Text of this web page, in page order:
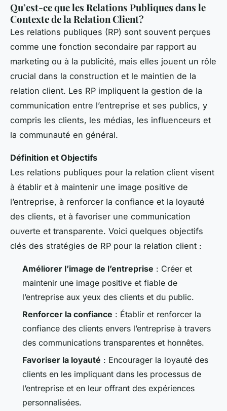
Qu’est-ce que les Relations Publiques dans le
Contexte de la Relation Client?
Les relations publiques (RP) sont souvent perçues
comme une fonction secondaire par rapport au
marketing ou à la publicité, mais elles jouent un rôle
crucial dans la construction et le maintien de la
relation client. Les RP impliquent la gestion de la
communication entre l’entreprise et ses publics, y
compris les clients, les médias, les influenceurs et
la communauté en général.
Définition et Objectifs
Les relations publiques pour la relation client visent
à établir et à maintenir une image positive de
l’entreprise, à renforcer la confiance et la loyauté
des clients, et à favoriser une communication
ouverte et transparente. Voici quelques objectifs
clés des stratégies de RP pour la relation client :
Améliorer l’image de l’entreprise : Créer et
maintenir une image positive et fiable de
l’entreprise aux yeux des clients et du public.
Renforcer la confiance : Établir et renforcer la
confiance des clients envers l’entreprise à travers
des communications transparentes et honnêtes.
Favoriser la loyauté : Encourager la loyauté des
clients en les impliquant dans les processus de
l’entreprise et en leur offrant des expériences
personnalisées.